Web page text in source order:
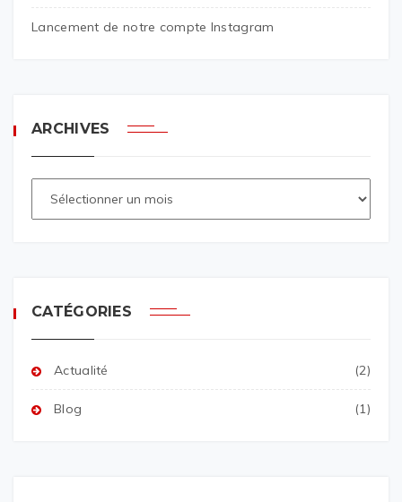
Lancement de notre compte Instagram
ARCHIVES
CATÉGORIES
Actualité (2)
Blog (1)